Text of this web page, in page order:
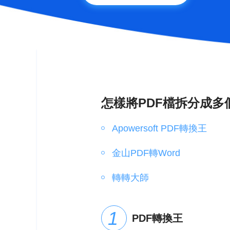
怎樣將PDF檔拆分成多
Apowersoft PDF轉換王
金山PDF轉Word
轉轉大師
PDF轉換王